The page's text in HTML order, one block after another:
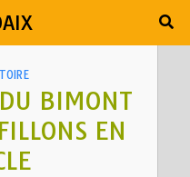
BIMONT
EN